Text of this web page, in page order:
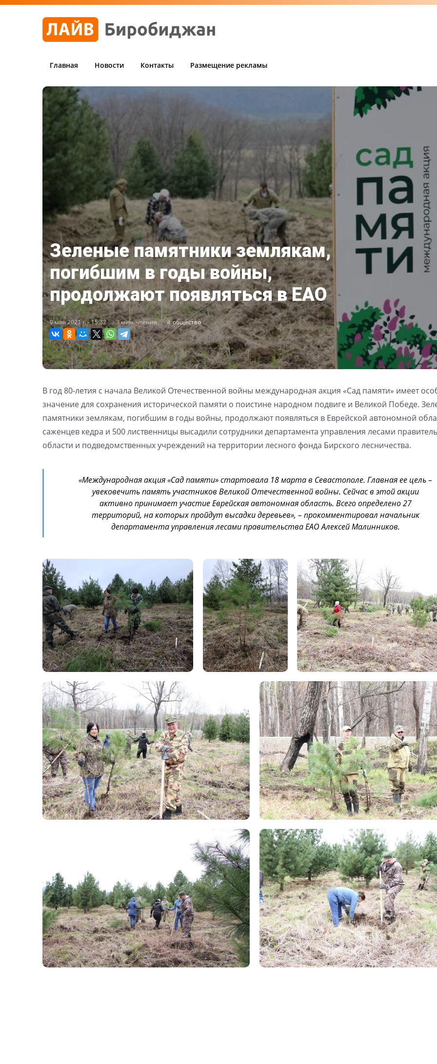
Главная Новости Контакты Размещение рекламы
Зеленые памятники землякам,
погибшим в годы войны,
продолжают появляться в ЕАО
9 мая 2021 г. - 15:32 3 мин. чтения общество
В год 80-летия с начала Великой Отечественной войны международная акция «Сад памяти» имеет
значение для сохранения исторической памяти о поистине народном подвиге и Великой Победе.
памятники землякам, погибшим в годы войны, продолжают появляться в Еврейской автономной
саженцев кедра и 500 лиственницы высадили сотрудники департамента управления лесами
области и подведомственных учреждений на территории лесного фонда Бирского лесничества.
«Международная акция «Сад памяти» стартовала 18 марта в Севастополе. Главная ее цель –
увековечить память участников Великой Отечественной войны. Сейчас в этой акции
активно принимает участие Еврейская автономная область. Всего определено 27
территорий, на которых пройдут высадки деревьев», – прокомментировал начальник
департамента управления лесами правительства ЕАО Алексей Малинников.